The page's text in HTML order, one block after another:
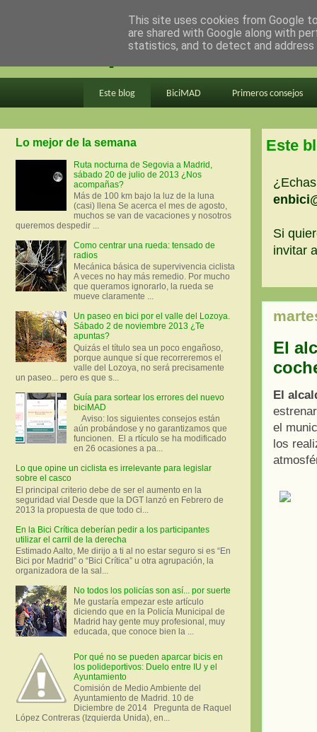
en bici por madrid
Este blog BiciMAD Primeros consejos
Este
Si
invitar
El
El
el
los
Lo mejor de la semana
Ruta nocturna de Segovia a Madrid,
sábado 20 de julio de 2013 ¿Nos
acompañas?
Más de 100 km bajo la luz de la luna
(casi) llena Se acerca el mes de agosto,
muchos se van de vacaciones y nosotros
queremos despedir ...
Como centrar una rueda: tensado de
radios
Mecánica básica de supervivencia ciclista
A veces no hay más remedio. Por mucho
que queramos ignorarlo, la rueda se
mueve claramente ...
Un paseo en bici por el valle del Lozoya.
Sábado 2 de noviembre 2013 ¿Te
apuntas?
Quizás el título sea un poco engañoso,
porque aunque sí que recorreremos el
valle del Lozoya, no será precisamente
un paseo... pero es que s...
Guía para sortear los errores del nuevo
biciMAD
Aviso: los siguientes consejos están
aún probándose y no garantizamos que
funcionen. El a rtículo se ha modificado
en 26 ocasiones a pa...
Lo que opine un ciclista es irrelevante para legislar
sobre el casco
El principal criterio debe de ser el aumento en la
seguridad vial Desde que la DGT lanzó en Febrero de
2013 la propuesta de que todo ci...
En la Bici Crítica deberían pedir a los participantes
utilizar el carril de la derecha
Estimado Aalto, Me dirijo a ti al no estar seguro si es “En
Bici por Madrid” o “Bici Crítica” u otra agrupación, la
organizadora de la sal...
No todos los policías son así... por suerte
Me gustaría empezar este artículo
diciendo que en la Policía Municipal de
Madrid hay gente muy profesional, muy
educada, que conoce bien la ...
Por qué no se pueden aparcar bicis en
los polideportivos: Duelo entre IU y el
Ayuntamiento
Comisión de Medio Ambiente del
Ayuntamiento de Madrid. 10 de
Diciembre de 2014 Pregunta de Raquel
López Contreras (Izquierda Unida), en...
This site uses cookies from Google
are shared with Google along with
statistics, and to detect and address